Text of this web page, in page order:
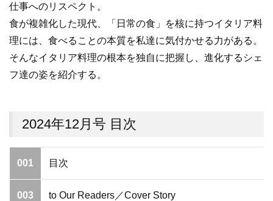
仕事へのリスペクト。
食が複雑化した現代、「日常の食」を核に持つイタリア料
理には、食べることの本質を私達に気付かせる力がある。
そんなイタリア料理の根本を独自に把握し、進化するシェ
フ達の姿を紹介する。
2024年12月号 目次
001 目次
003 to Our Readers／Cover Story